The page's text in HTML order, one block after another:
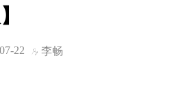
22 李畅